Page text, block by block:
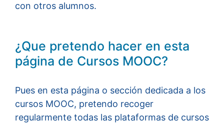
con otros alumnos.
¿Que pretendo hacer en esta
página de Cursos MOOC?
Pues en esta página o sección dedicada a los
cursos MOOC, pretendo recoger
regularmente todas las plataformas de cursos